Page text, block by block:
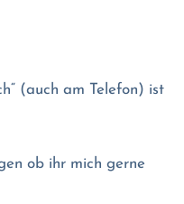
(auch am Telefon) ist
ob ihr mich gerne